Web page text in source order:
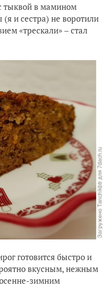
тыквой в мамином
и сестра) не воротили
«трескали» – стал
готовится быстро и
вкусным, нежным
зимним